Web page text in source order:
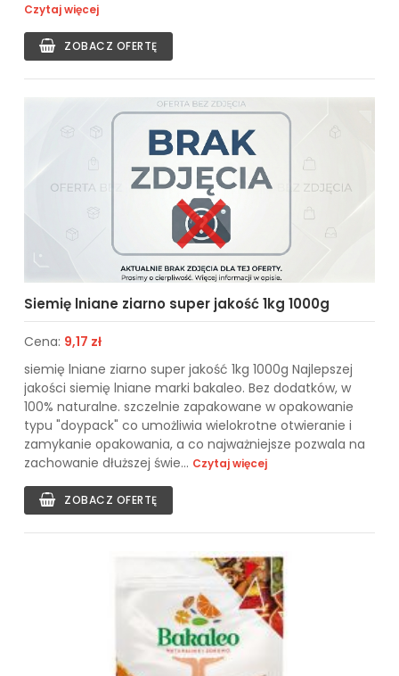
Czytaj więcej
ZOBACZ OFERTĘ
Siemię lniane ziarno super jakość 1kg 1000g
Cena: 9,17 zł
siemię lniane ziarno super jakość 1kg 1000g Najlepszej
jakości siemię lniane marki bakaleo. Bez dodatków, w
100% naturalne. szczelnie zapakowane w opakowanie
typu "doypack" co umożliwia wielokrotne otwieranie i
zamykanie opakowania, a co najważniejsze pozwala na
zachowanie dłuższej świe... Czytaj więcej
ZOBACZ OFERTĘ